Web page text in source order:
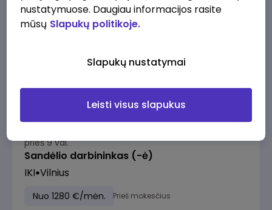
prieš 9 val.
Darbo užmokesčio buhalteris(ė)
3000 - 3650 €/mėn. Prieš mokesčius
prieš 9 val.
Sandėlio darbininkas (-ė)
IKI Vilnius
Nuo 1280 €/mėn. Prieš mokesčius
nustatymuose. Daugiau informacijos rasite
mūsų Slapukų politikoje.
Slapukų nustatymai
Leisti visus slapukus